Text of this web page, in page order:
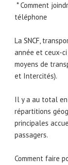
* Comment
téléphone
La SNCF,
année et ceux-
moyens de
et Intercités).
Il y a au total en
répartitions
principales
passagers.
Comment faire